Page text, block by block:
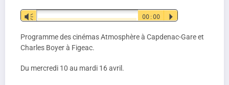
Lecteur
audio
Vm 00:00 P
Programme des cinémas Atmosphère à Capdenac-Gare et
Charles Boyer à Figeac.
Du mercredi 10 au mardi 16 avril.